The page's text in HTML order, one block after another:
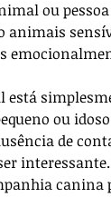
ou
animais
está
ou
de
canina